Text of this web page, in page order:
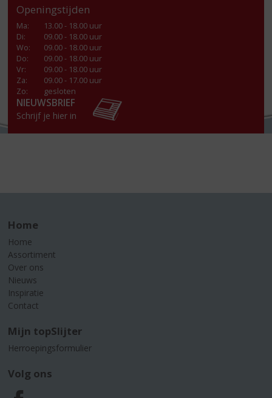
Openingstijden
Ma:
13.00 - 18.00 uur
Di:
09.00 - 18.00 uur
Wo:
09.00 - 18.00 uur
Do:
09.00 - 18.00 uur
Vr:
09.00 - 18.00 uur
Za:
09.00 - 17.00 uur
Zo:
gesloten
NIEUWSBRIEF
Schrijf je hier in
Home
Home
Assortiment
Over ons
Nieuws
Inspiratie
Contact
Mijn topSlijter
Herroepingsformulier
Volg ons